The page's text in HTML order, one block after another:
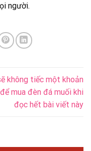
người.
không tiếc một khoản
mua đèn đá muối khi
đọc hết bài viết này